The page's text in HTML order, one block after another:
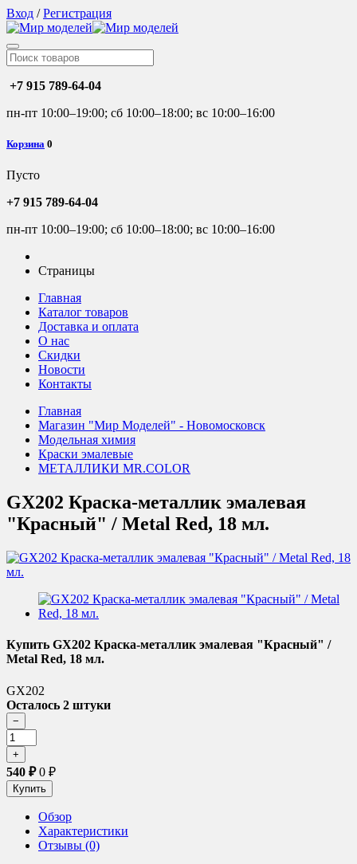
Вход /Регистрация
+7 915 789-64-04
пн-пт 10:00–19:00; сб 10:00–18:00; вс 10:00–16:00
Корзина 0
Пусто
+7 915 789-64-04
пн-пт 10:00–19:00; сб 10:00–18:00; вс 10:00–16:00
Страницы
Главная
Каталог товаров
Доставка и оплата
О нас
Скидки
Новости
Контакты
Главная
Магазин "Мир Моделей" - Новомосковск
Модельная химия
Краски эмалевые
МЕТАЛЛИКИ MR.COLOR
GX202 Краска-металлик эмалевая
"Красный" / Metal Red, 18 мл.
Купить GX202 Краска-металлик эмалевая "Красный" /
Metal Red, 18 мл.
GX202
Осталось 2 штуки
540 ₽0 ₽
Обзор
Характеристики
Отзывы (0)